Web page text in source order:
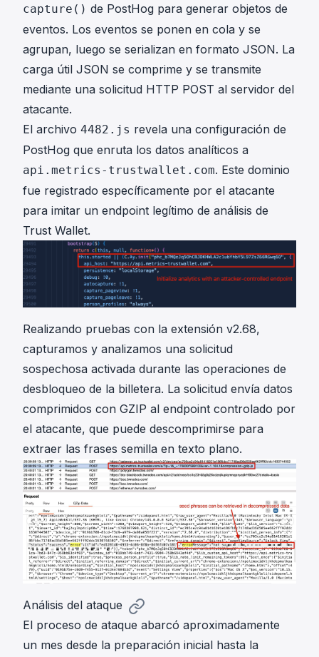
capture() de PostHog para generar objetos de
eventos. Los eventos se ponen en cola y se
agrupan, luego se serializan en formato JSON. La
carga útil JSON se comprime y se transmite
mediante una solicitud HTTP POST al servidor del
atacante.
El archivo 4482.js revela una configuración de
PostHog que enruta los datos analíticos a
api.metrics-trustwallet.com. Este dominio
fue registrado específicamente por el atacante
para imitar un endpoint legítimo de análisis de
Trust Wallet.
Realizando pruebas con la extensión v2.68,
capturamos y analizamos una solicitud
sospechosa activada durante las operaciones de
desbloqueo de la billetera. La solicitud envía datos
comprimidos con GZIP al endpoint controlado por
el atacante, que puede descomprimirse para
extraer las frases semilla en texto plano.
Análisis del ataque
El proceso de ataque abarcó aproximadamente
un mes desde la preparación inicial hasta la